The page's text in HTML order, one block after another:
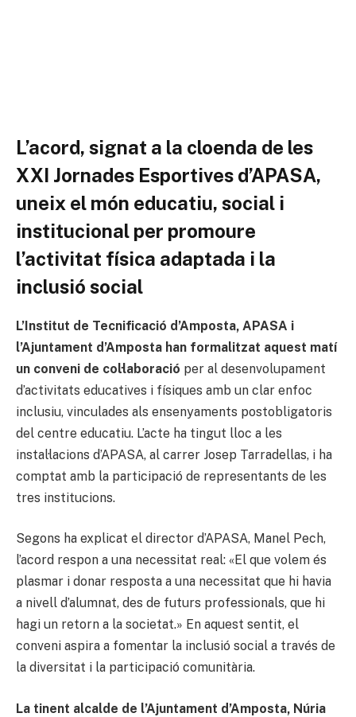
L’acord, signat a la cloenda de les
XXI Jornades Esportives d’APASA,
uneix el món educatiu, social i
institucional per promoure
l’activitat física adaptada i la
inclusió social
L’Institut de Tecnificació d’Amposta, APASA i
l’Ajuntament d’Amposta han formalitzat aquest matí
un conveni de col·laboració per al desenvolupament
d’activitats educatives i físiques amb un clar enfoc
inclusiu, vinculades als ensenyaments postobligatoris
del centre educatiu. L’acte ha tingut lloc a les
instal·lacions d’APASA, al carrer Josep Tarradellas, i ha
comptat amb la participació de representants de les
tres institucions.
Segons ha explicat el director d’APASA, Manel Pech,
l’acord respon a una necessitat real: «El que volem és
plasmar i donar resposta a una necessitat que hi havia
a nivell d’alumnat, des de futurs professionals, que hi
hagi un retorn a la societat.» En aquest sentit, el
conveni aspira a fomentar la inclusió social a través de
la diversitat i la participació comunitària.
La tinent alcalde de l’Ajuntament d’Amposta, Núria